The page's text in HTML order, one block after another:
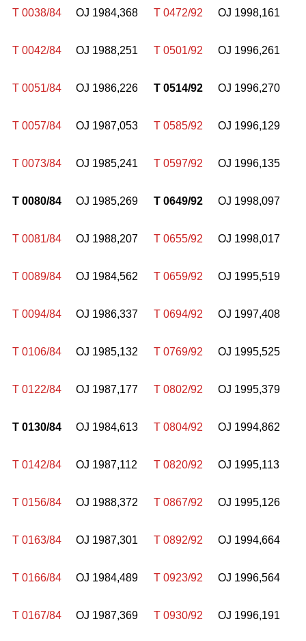
T 0038/84 OJ 1984,368 T 0472/92 OJ 1998,161
T 0042/84 OJ 1988,251 T 0501/92 OJ 1996,261
T 0051/84 OJ 1986,226 T 0514/92 OJ 1996,270
T 0057/84 OJ 1987,053 T 0585/92 OJ 1996,129
T 0073/84 OJ 1985,241 T 0597/92 OJ 1996,135
T 0080/84 OJ 1985,269 T 0649/92 OJ 1998,097
T 0081/84 OJ 1988,207 T 0655/92 OJ 1998,017
T 0089/84 OJ 1984,562 T 0659/92 OJ 1995,519
T 0094/84 OJ 1986,337 T 0694/92 OJ 1997,408
T 0106/84 OJ 1985,132 T 0769/92 OJ 1995,525
T 0122/84 OJ 1987,177 T 0802/92 OJ 1995,379
T 0130/84 OJ 1984,613 T 0804/92 OJ 1994,862
T 0142/84 OJ 1987,112 T 0820/92 OJ 1995,113
T 0156/84 OJ 1988,372 T 0867/92 OJ 1995,126
T 0163/84 OJ 1987,301 T 0892/92 OJ 1994,664
T 0166/84 OJ 1984,489 T 0923/92 OJ 1996,564
T 0167/84 OJ 1987,369 T 0930/92 OJ 1996,191